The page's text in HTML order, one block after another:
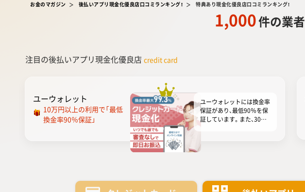
お金のマガジン 後払いアプリ現金化優良店口コミランキング！ 特典あり現金化優良店口コミランキング！
1,000件の業者
注目の後払いアプリ現金化優良店 credit card
ユーウォレット
10万円以上の利用で「最低
換金率90％保証」
1
ユーウォレットには換金率
保証があり、最低90％を保
証しています。また、30万
円以上の利用で換金率94％
っています。現金化プラン
には「パーソナルプラン」と